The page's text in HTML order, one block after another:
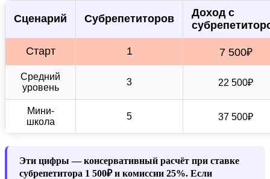
Сценарий Субрепетиторов
Доход с
Старт 1 7 500₽
Средний
уровень
3 22 500₽
Мини-
школа
5 37 500₽
Эти цифры — консервативный расчёт при ставке
субрепетитора 1 500₽ и комиссии 25%. Если